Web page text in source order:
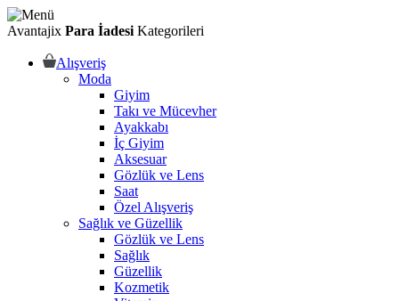
Avantajix Para İadesi Kategorileri
Alışveriş
Moda
Giyim
Takı ve Mücevher
Ayakkabı
İç Giyim
Aksesuar
Gözlük ve Lens
Saat
Özel Alışveriş
Sağlık ve Güzellik
Gözlük ve Lens
Sağlık
Güzellik
Kozmetik